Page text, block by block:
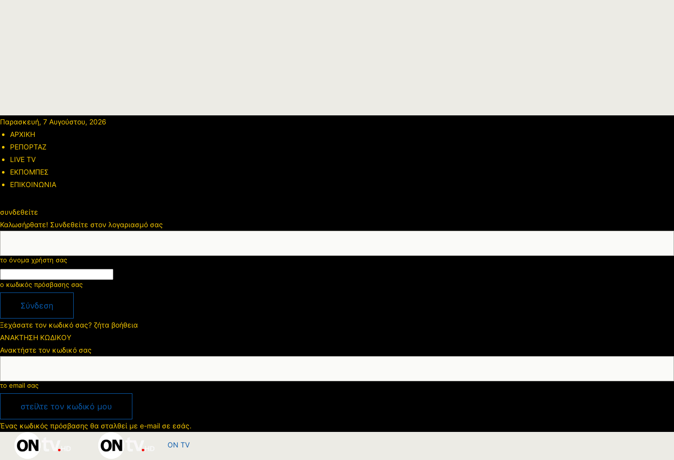
Παρασκευή, 7 Αυγούστου, 2026
ΑΡΧΙΚΗ
ΡΕΠΟΡΤΑΖ
LIVE TV
ΕΚΠΟΜΠΕΣ
ΕΠΙΚΟΙΝΩΝΙΑ
συνδεθείτε
Καλωσήρθατε! Συνδεθείτε στον λογαριασμό σας
το όνομα χρήστη σας
ο κωδικός πρόσβασης σας
Ξεχάσατε τον κωδικό σας? ζήτα βοήθεια
ΑΝΑΚΤΗΣΗ ΚΩΔΙΚΟΥ
Ανακτήστε τον κωδικό σας
το email σας
Ένας κωδικός πρόσβασης θα σταλθεί με e-mail σε εσάς.
ON TV